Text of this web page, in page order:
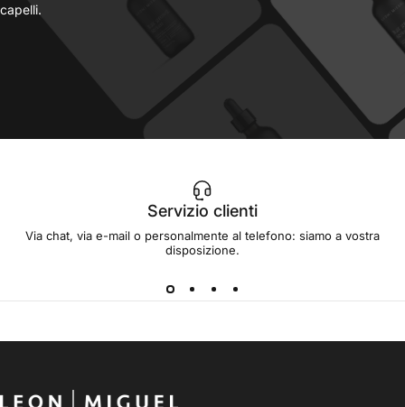
capelli.
Servizio clienti
Via chat, via e-mail o personalmente al telefono: siamo a vostra
disposizione.
LEON MIGUEL